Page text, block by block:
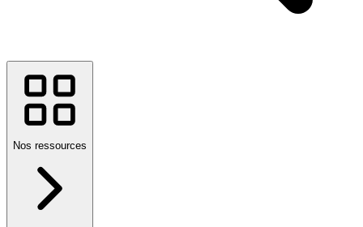
Nos ressources